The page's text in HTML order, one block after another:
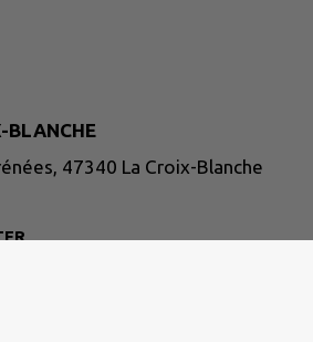
BLANCHE
47340 La Croix-Blanche